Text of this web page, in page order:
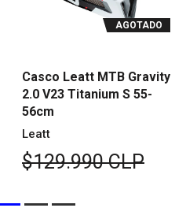
AGOTADO
Casco Leatt MTB Gravity
2.0 V23 Titanium S 55-
56cm
Leatt
$129.990 CLP